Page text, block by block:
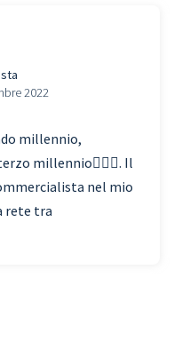
2022
millennio,
millennio🏃🏾‍♂️. Il
nel mio
rete tra